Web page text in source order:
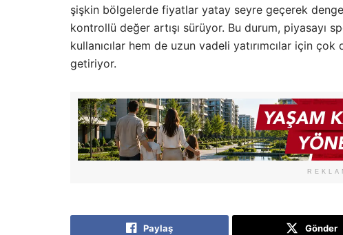
şişkin bölgelerde fiyatlar yatay seyre geçerek
kontrollü değer artışı sürüyor. Bu durum, piyasayı
kullanıcılar hem de uzun vadeli yatırımcılar için
getiriyor.
Paylaş Gönder